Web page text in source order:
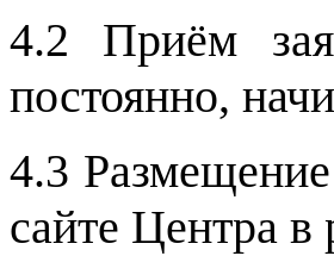
4.2 Приём
постоянно,
4.3
сайте Центра